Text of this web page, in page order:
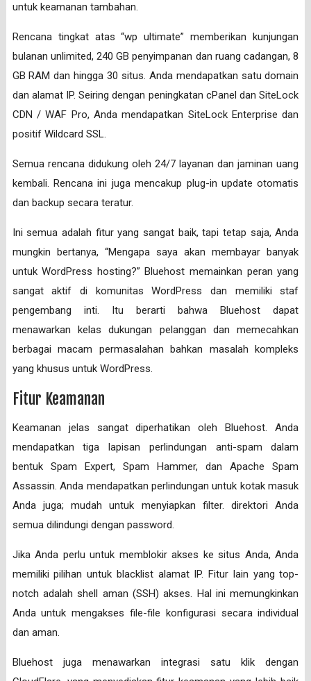
untuk keamanan tambahan.
Rencana tingkat atas “wp ultimate” memberikan kunjungan
bulanan unlimited, 240 GB penyimpanan dan ruang cadangan, 8
GB RAM dan hingga 30 situs. Anda mendapatkan satu domain
dan alamat IP. Seiring dengan peningkatan cPanel dan SiteLock
CDN / WAF Pro, Anda mendapatkan SiteLock Enterprise dan
positif Wildcard SSL.
Semua rencana didukung oleh 24/7 layanan dan jaminan uang
kembali. Rencana ini juga mencakup plug-in update otomatis
dan backup secara teratur.
Ini semua adalah fitur yang sangat baik, tapi tetap saja, Anda
mungkin bertanya, “Mengapa saya akan membayar banyak
untuk WordPress hosting?” Bluehost memainkan peran yang
sangat aktif di komunitas WordPress dan memiliki staf
pengembang inti. Itu berarti bahwa Bluehost dapat
menawarkan kelas dukungan pelanggan dan memecahkan
berbagai macam permasalahan bahkan masalah kompleks
yang khusus untuk WordPress.
Fitur Keamanan
Keamanan jelas sangat diperhatikan oleh Bluehost. Anda
mendapatkan tiga lapisan perlindungan anti-spam dalam
bentuk Spam Expert, Spam Hammer, dan Apache Spam
Assassin. Anda mendapatkan perlindungan untuk kotak masuk
Anda juga; mudah untuk menyiapkan filter. direktori Anda
semua dilindungi dengan password.
Jika Anda perlu untuk memblokir akses ke situs Anda, Anda
memiliki pilihan untuk blacklist alamat IP. Fitur lain yang top-
notch adalah shell aman (SSH) akses. Hal ini memungkinkan
Anda untuk mengakses file-file konfigurasi secara individual
dan aman.
Bluehost juga menawarkan integrasi satu klik dengan